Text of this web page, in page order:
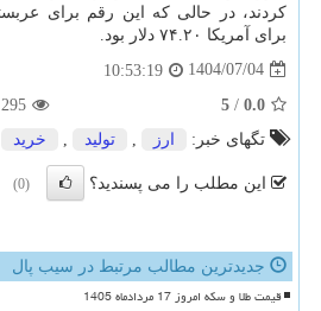
برای آمریکا ۷۴.۲۰ دلار بود.
1404/07/04
10:53:19
0.0
/
5
295
تگهای خبر:
ارز , تولید , خرید
این مطلب را می پسندید؟ (0)
جدیدترین مطالب مرتبط در سیب پال
قیمت طلا و سکه امروز 17 مردادماه 1405